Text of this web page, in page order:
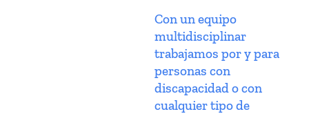
Con un equipo
multidisciplinar
trabajamos por y para
personas con
discapacidad o con
cualquier tipo de